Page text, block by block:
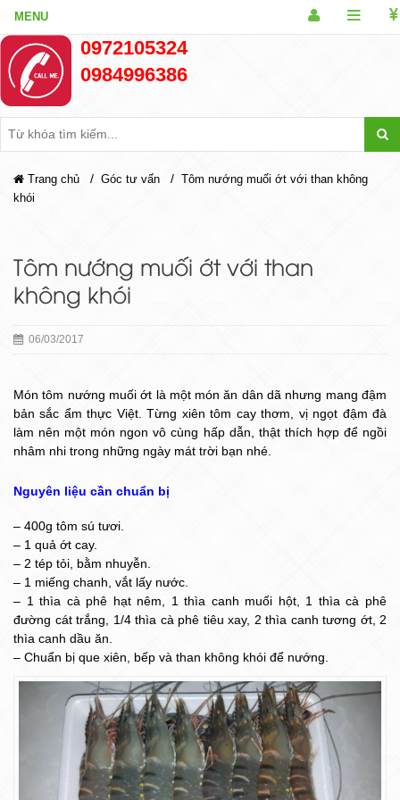
0972105324
0984996386
Trang chủ / Góc tư vấn / Tôm nướng muối ớt với than không
khói
Tôm nướng muối ớt với than
không khói
06/03/2017
Món tôm nướng muối ớt là một món ăn dân dã nhưng mang đậm
bản sắc ẩm thực Việt. Từng xiên tôm cay thơm, vị ngọt đậm đà
làm nên một món ngon vô cùng hấp dẫn, thật thích hợp để ngồi
nhâm nhi trong những ngày mát trời bạn nhé.
Nguyên liệu cần chuẩn bị
– 400g tôm sú tươi.
– 1 quả ớt cay.
– 2 tép tỏi, bằm nhuyễn.
– 1 miếng chanh, vắt lấy nước.
– 1 thìa cà phê hạt nêm, 1 thìa canh muối hột, 1 thìa cà phê
đường cát trắng, 1/4 thìa cà phê tiêu xay, 2 thìa canh tương ớt, 2
thìa canh dầu ăn.
– Chuẩn bị que xiên, bếp và than không khói để nướng.